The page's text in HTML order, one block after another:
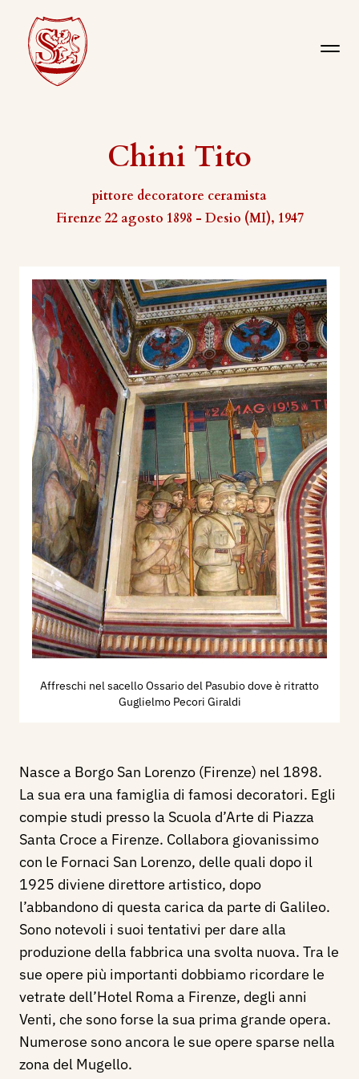
Chini Tito
pittore decoratore ceramista
Firenze 22 agosto 1898 - Desio (MI), 1947
Affreschi nel sacello Ossario del Pasubio dove è ritratto
Guglielmo Pecori Giraldi
Nasce a Borgo San Lorenzo (Firenze) nel 1898.
La sua era una famiglia di famosi decoratori. Egli
compie studi presso la Scuola d’Arte di Piazza
Santa Croce a Firenze. Collabora giovanissimo
con le Fornaci San Lorenzo, delle quali dopo il
1925 diviene direttore artistico, dopo
l’abbandono di questa carica da parte di Galileo.
Sono notevoli i suoi tentativi per dare alla
produzione della fabbrica una svolta nuova. Tra le
sue opere più importanti dobbiamo ricordare le
vetrate dell’Hotel Roma a Firenze, degli anni
Venti, che sono forse la sua prima grande opera.
Numerose sono ancora le sue opere sparse nella
zona del Mugello.